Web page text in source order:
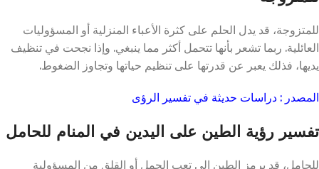
للمتزوجة، قد يدل الحلم على كثرة الأعباء المنزلية أو المسؤوليات
العائلية. ربما تشعر بأنها تتحمل أكثر مما ينبغي. وإذا نجحت في تنظيف
يديها، فذلك يعبر عن قدرتها على تنظيم حياتها وتجاوز الضغوط.
المصدر : دراسات حديثة في تفسير الرؤى
تفسير رؤية الطين على اليدين في المنام للحامل
للحامل، قد يرمز الطين إلى تعب الحمل أو القلق من المسؤولية